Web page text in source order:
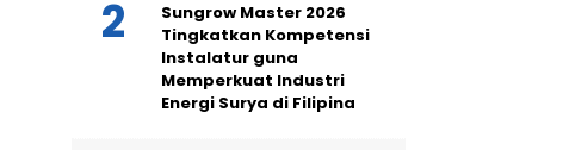
Sungrow Master 2026
Tingkatkan Kompetensi
Instalatur guna
Memperkuat Industri
Energi Surya di Filipina